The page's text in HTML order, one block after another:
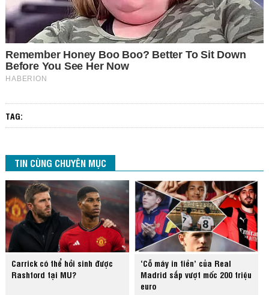
TAG:
TIN CÙNG CHUYÊN MỤC
Carrick có thể hồi sinh được
Rashford tại MU?
‘Cỗ máy in tiền’ của Real
Madrid sắp vượt mốc 200 triệu
euro